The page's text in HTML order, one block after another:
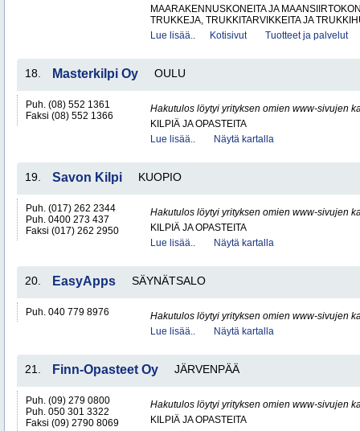
MAARAKENNUSKONEITA JA
TRUKKEJA, TRUKKITARVIKKEITA JA
Lue lisää..
Kotisivut Tuotteet ja palvelut
18. Masterkilpi Oy OULU
Puh. (08) 552 1361
Faksi (08) 552 1366
Hakutulos löytyi yrityksen omien www-sivujen
KILPIÄ JA OPASTEITA
Lue lisää..
Näytä kartalla
19. Savon Kilpi KUOPIO
Puh. (017) 262 2344
Puh. 0400 273 437
Faksi (017) 262 2950
Hakutulos löytyi yrityksen omien www-sivujen
KILPIÄ JA OPASTEITA
Lue lisää..
Näytä kartalla
20. EasyApps SÄYNÄTSALO
Puh. 040 779 8976
Hakutulos löytyi yrityksen omien www-sivujen
Lue lisää..
Näytä kartalla
21. Finn-Opasteet Oy JÄRVENPÄÄ
Puh. (09) 279 0800
Puh. 050 301 3322
Faksi (09) 2790 8069
Hakutulos löytyi yrityksen omien www-sivujen
KILPIÄ JA OPASTEITA